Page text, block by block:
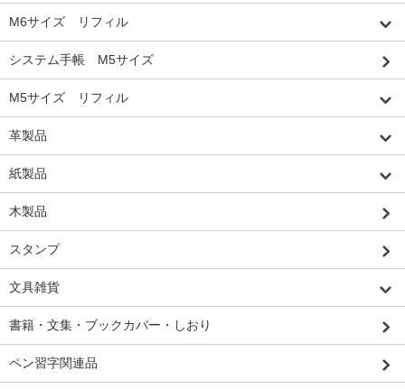
M6サイズ リフィル
システム手帳 M5サイズ
M5サイズ リフィル
革製品
紙製品
木製品
スタンプ
文具雑貨
書籍・文集・ブックカバー・しおり
ペン習字関連品